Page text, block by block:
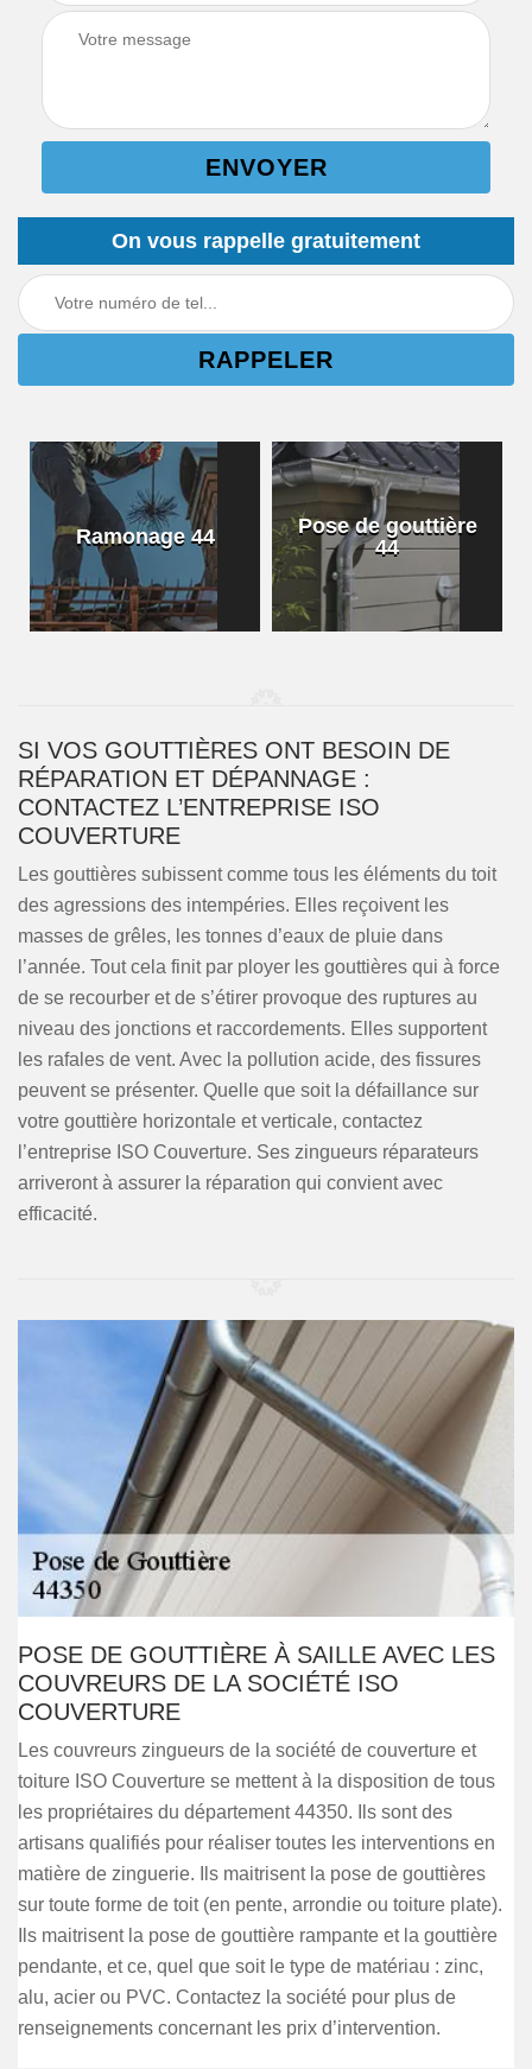
On vous rappelle gratuitement
Ramonage 44
Pose de gouttière
44
SI VOS GOUTTIÈRES ONT BESOIN DE
RÉPARATION ET DÉPANNAGE :
CONTACTEZ L’ENTREPRISE ISO
COUVERTURE
Les gouttières subissent comme tous les éléments du toit
des agressions des intempéries. Elles reçoivent les
masses de grêles, les tonnes d’eaux de pluie dans
l’année. Tout cela finit par ployer les gouttières qui à force
de se recourber et de s’étirer provoque des ruptures au
niveau des jonctions et raccordements. Elles supportent
les rafales de vent. Avec la pollution acide, des fissures
peuvent se présenter. Quelle que soit la défaillance sur
votre gouttière horizontale et verticale, contactez
l’entreprise ISO Couverture. Ses zingueurs réparateurs
arriveront à assurer la réparation qui convient avec
efficacité.
POSE DE GOUTTIÈRE À SAILLE AVEC LES
COUVREURS DE LA SOCIÉTÉ ISO
COUVERTURE
Les couvreurs zingueurs de la société de couverture et
toiture ISO Couverture se mettent à la disposition de tous
les propriétaires du département 44350. Ils sont des
artisans qualifiés pour réaliser toutes les interventions en
matière de zinguerie. Ils maitrisent la pose de gouttières
sur toute forme de toit (en pente, arrondie ou toiture plate).
Ils maitrisent la pose de gouttière rampante et la gouttière
pendante, et ce, quel que soit le type de matériau : zinc,
alu, acier ou PVC. Contactez la société pour plus de
renseignements concernant les prix d’intervention.